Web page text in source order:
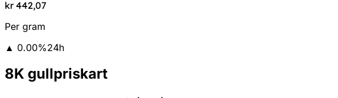
kr 442,07
Per gram
▲ 0.00%24h
8K gullpriskart